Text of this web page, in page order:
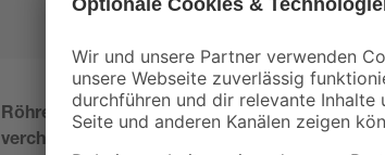
Röhrensiphon
verchromt 1 1/4" x 32
Spültischarmatur